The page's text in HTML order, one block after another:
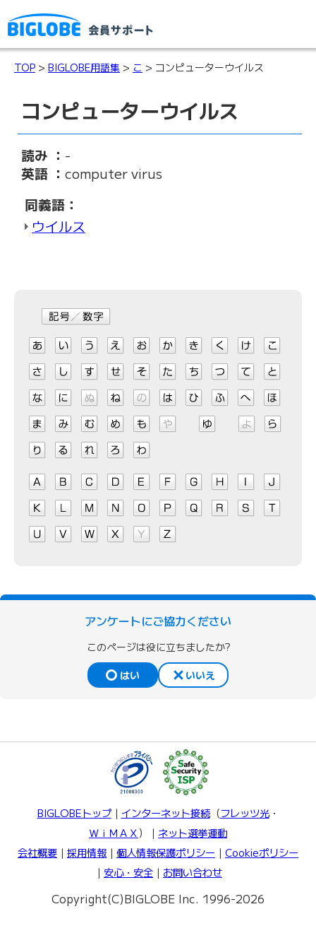
TOP > BIGLOBE用語集 > こ > コンピューターウイルス
コンピューターウイルス
読み ： -
英語 ： computer virus
同義語：
ウイルス
アンケートにご協力ください
このページは役に立ちましたか?
はい
いいえ
BIGLOBEトップ｜ インターネット接続（フレッツ光・
ＷｉＭＡＸ）｜ ネット選挙運動
会社概要 ｜ 採用情報 ｜ 個人情報保護ポリシー ｜ Cookieポリシー
｜ 安心・安全 ｜ お問い合わせ
Copyright(C)BIGLOBE Inc. 1996-2026